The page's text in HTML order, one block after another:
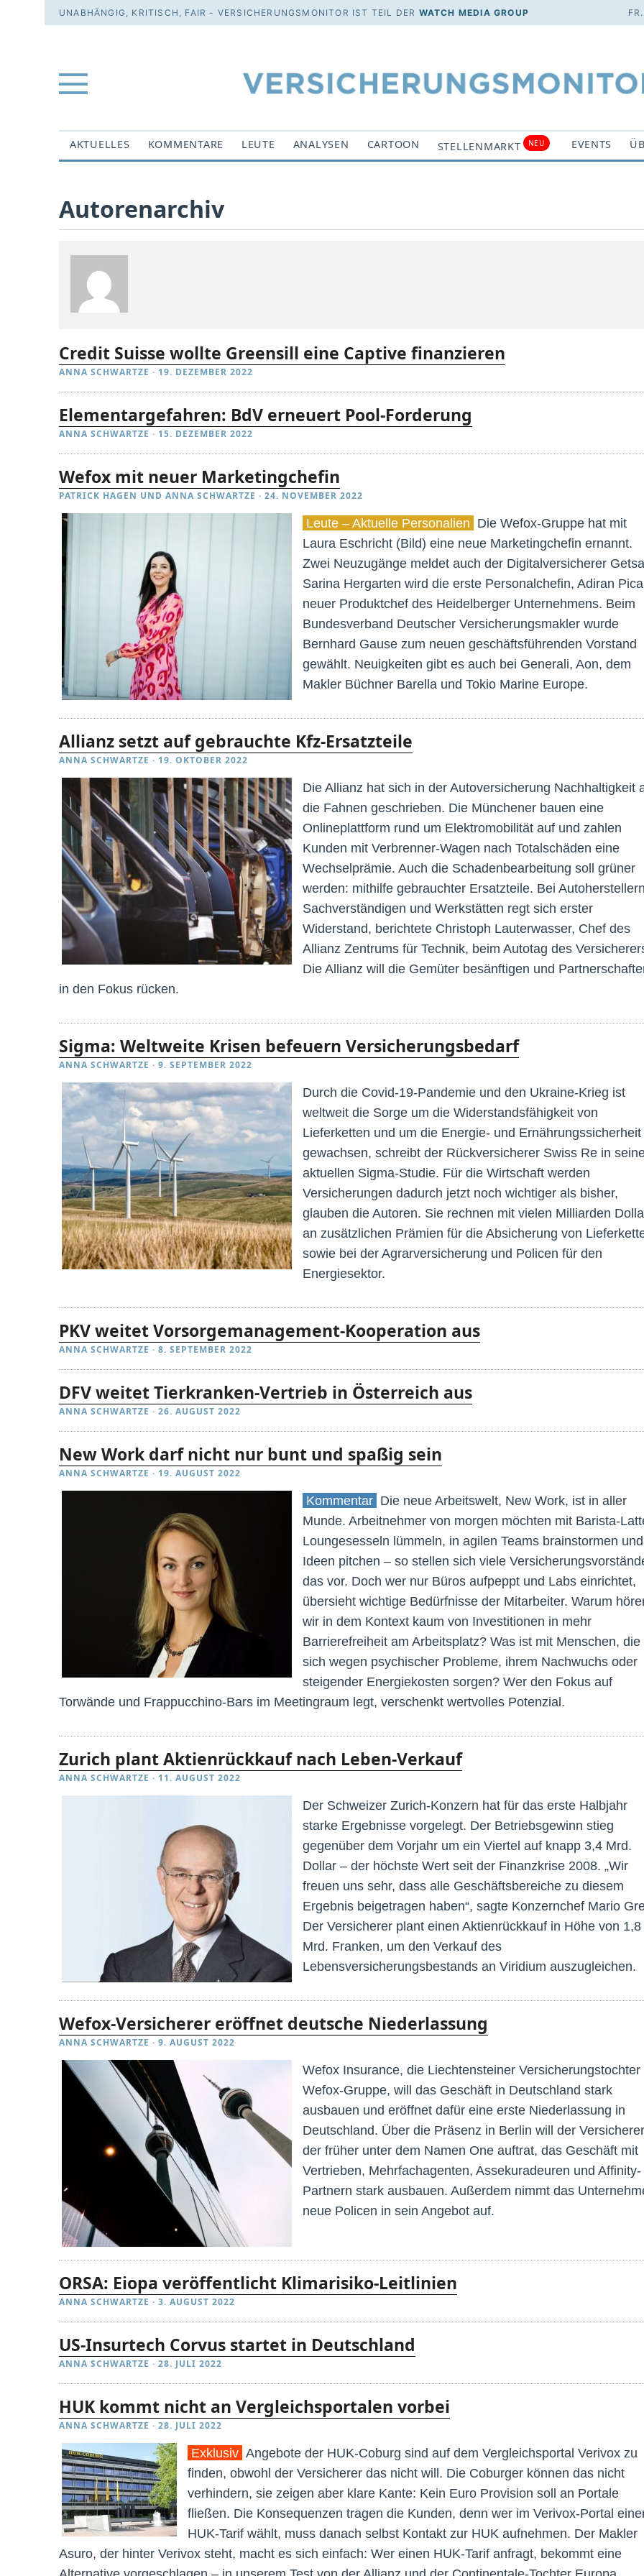
UNABHÄNGIG, KRITISCH, FAIR - VERSICHERUNGSMONITOR IST TEIL DER WATCH MEDIA GROUP
AKTUELLES KOMMENTARE LEUTE ANALYSEN CARTOON STELLENMARKT NEU EVENTS
Autorenarchiv
Credit Suisse wollte Greensill eine Captive finanzieren
ANNA SCHWARTZE · 19. DEZEMBER 2022
Elementargefahren: BdV erneuert Pool-Forderung
ANNA SCHWARTZE · 15. DEZEMBER 2022
Wefox mit neuer Marketingchefin
PATRICK HAGEN UND ANNA SCHWARTZE · 24. NOVEMBER 2022
Leute – Aktuelle Personalien Die Wefox-Gruppe hat mit
Laura Eschricht (Bild) eine neue Marketingchefin ernannt.
Zwei Neuzugänge meldet auch der Digitalversicherer
Sarina Hergarten wird die erste Personalchefin, Adiran Pica
neuer Produktchef des Heidelberger Unternehmens. Beim
Bundesverband Deutscher Versicherungsmakler wurde
Bernhard Gause zum neuen geschäftsführenden Vorstand
gewählt. Neuigkeiten gibt es auch bei Generali, Aon, dem
Makler Büchner Barella und Tokio Marine Europe.
Allianz setzt auf gebrauchte Kfz-Ersatzteile
ANNA SCHWARTZE · 19. OKTOBER 2022
Die Allianz hat sich in der Autoversicherung Nachhaltigkeit
die Fahnen geschrieben. Die Münchener bauen eine
Onlineplattform rund um Elektromobilität auf und zahlen
Kunden mit Verbrenner-Wagen nach Totalschäden eine
Wechselprämie. Auch die Schadenbearbeitung soll grüner
werden: mithilfe gebrauchter Ersatzteile. Bei
Sachverständigen und Werkstätten regt sich erster
Widerstand, berichtete Christoph Lauterwasser, Chef des
Allianz Zentrums für Technik, beim Autotag des
Die Allianz will die Gemüter besänftigen und
in den Fokus rücken.
Sigma: Weltweite Krisen befeuern Versicherungsbedarf
ANNA SCHWARTZE · 9. SEPTEMBER 2022
Durch die Covid-19-Pandemie und den Ukraine-Krieg ist
weltweit die Sorge um die Widerstandsfähigkeit von
Lieferketten und um die Energie- und Ernährungssicherheit
gewachsen, schreibt der Rückversicherer Swiss Re in
aktuellen Sigma-Studie. Für die Wirtschaft werden
Versicherungen dadurch jetzt noch wichtiger als bisher,
glauben die Autoren. Sie rechnen mit vielen Milliarden
an zusätzlichen Prämien für die Absicherung von
sowie bei der Agrarversicherung und Policen für den
Energiesektor.
PKV weitet Vorsorgemanagement-Kooperation aus
ANNA SCHWARTZE · 8. SEPTEMBER 2022
DFV weitet Tierkranken-Vertrieb in Österreich aus
ANNA SCHWARTZE · 26. AUGUST 2022
New Work darf nicht nur bunt und spaßig sein
ANNA SCHWARTZE · 19. AUGUST 2022
Kommentar Die neue Arbeitswelt, New Work, ist in aller
Munde. Arbeitnehmer von morgen möchten mit Barista-
Loungesesseln lümmeln, in agilen Teams brainstormen und
Ideen pitchen – so stellen sich viele
das vor. Doch wer nur Büros aufpeppt und Labs einrichtet,
übersieht wichtige Bedürfnisse der Mitarbeiter. Warum
wir in dem Kontext kaum von Investitionen in mehr
Barrierefreiheit am Arbeitsplatz? Was ist mit Menschen, die
sich wegen psychischer Probleme, ihrem Nachwuchs oder
steigender Energiekosten sorgen? Wer den Fokus auf
Torwände und Frappucchino-Bars im Meetingraum legt, verschenkt wertvolles Potenzial.
Zurich plant Aktienrückkauf nach Leben-Verkauf
ANNA SCHWARTZE · 11. AUGUST 2022
Der Schweizer Zurich-Konzern hat für das erste Halbjahr
starke Ergebnisse vorgelegt. Der Betriebsgewinn stieg
gegenüber dem Vorjahr um ein Viertel auf knapp 3,4 Mrd.
Dollar – der höchste Wert seit der Finanzkrise 2008. „Wir
freuen uns sehr, dass alle Geschäftsbereiche zu diesem
Ergebnis beigetragen haben“, sagte Konzernchef Mario
Der Versicherer plant einen Aktienrückkauf in Höhe von 1,8
Mrd. Franken, um den Verkauf des
Lebensversicherungsbestands an Viridium auszugleichen.
Wefox-Versicherer eröffnet deutsche Niederlassung
ANNA SCHWARTZE · 9. AUGUST 2022
Wefox Insurance, die Liechtensteiner Versicherungstochter
Wefox-Gruppe, will das Geschäft in Deutschland stark
ausbauen und eröffnet dafür eine erste Niederlassung in
Deutschland. Über die Präsenz in Berlin will der
der früher unter dem Namen One auftrat, das Geschäft mit
Vertrieben, Mehrfachagenten, Assekuradeuren und Affinity-
Partnern stark ausbauen. Außerdem nimmt das
neue Policen in sein Angebot auf.
ORSA: Eiopa veröffentlicht Klimarisiko-Leitlinien
ANNA SCHWARTZE · 3. AUGUST 2022
US-Insurtech Corvus startet in Deutschland
ANNA SCHWARTZE · 28. JULI 2022
HUK kommt nicht an Vergleichsportalen vorbei
ANNA SCHWARTZE · 28. JULI 2022
Exklusiv Angebote der HUK-Coburg sind auf dem Vergleichsportal Verivox zu
finden, obwohl der Versicherer das nicht will. Die Coburger können das nicht
verhindern, sie zeigen aber klare Kante: Kein Euro Provision soll an Portale
fließen. Die Konsequenzen tragen die Kunden, denn wer im Verivox-Portal
HUK-Tarif wählt, muss danach selbst Kontakt zur HUK aufnehmen. Der Makler
Asuro, der hinter Verivox steht, macht es sich einfach: Wer einen HUK-Tarif anfragt, bekommt eine